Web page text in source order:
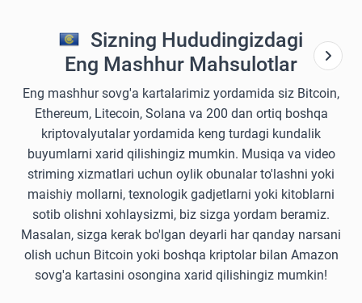
Sizning Hududingizdagi
Eng Mashhur Mahsulotlar
Eng mashhur sovg'a kartalarimiz yordamida siz Bitcoin,
Ethereum, Litecoin, Solana va 200 dan ortiq boshqa
kriptovalyutalar yordamida keng turdagi kundalik
buyumlarni xarid qilishingiz mumkin. Musiqa va video
striming xizmatlari uchun oylik obunalar to'lashni yoki
maishiy mollarni, texnologik gadjetlarni yoki kitoblarni
sotib olishni xohlaysizmi, biz sizga yordam beramiz.
Masalan, sizga kerak bo'lgan deyarli har qanday narsani
olish uchun Bitcoin yoki boshqa kriptolar bilan Amazon
sovg'a kartasini osongina xarid qilishingiz mumkin!